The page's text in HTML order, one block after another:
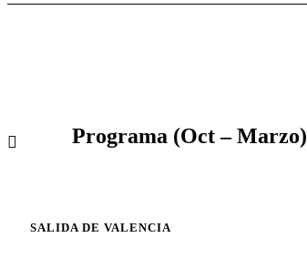
Programa (Oct – Marzo)
SALIDA DE VALENCIA